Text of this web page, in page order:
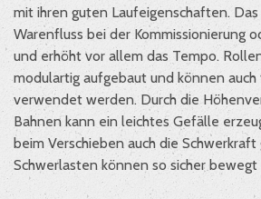
mit ihren guten Laufeigenschaften.
Warenfluss bei der Kommissionierung
und erhöht vor allem das Tempo.
modulartig aufgebaut und können auch
verwendet werden. Durch die
Bahnen kann ein leichtes Gefälle
beim Verschieben auch die
Schwerlasten können so sicher